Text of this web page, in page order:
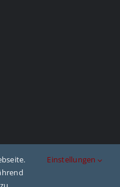
Einstellungen